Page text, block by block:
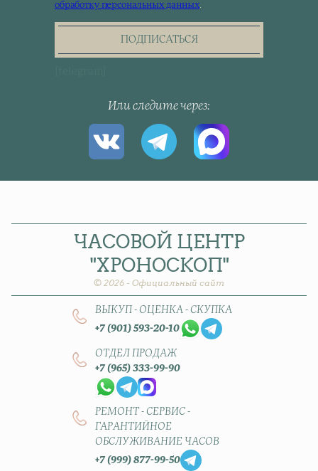
for
the
обработку персональных данных.
ПОДПИСАТЬСЯ
Или следите через
ЧАСОВОЙ ЦЕНТР
"ХРОНОСКОП"
© 2026 - Официальный сайт
ВЫКУП - ОЦЕНКА - СКУПКА
+7 (901) 593-20-10
ОТДЕЛ ПРОДАЖ
+7 (965) 333-99-90
РЕМОНТ - СЕРВИС -
ГАРАНТИЙНОЕ
ОБСЛУЖИВАНИЕ ЧАСОВ
+7 (999) 877-99-50